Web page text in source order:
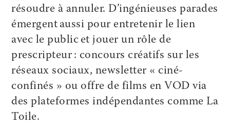
résoudre à annuler. D’ingénieuses parades
émergent aussi pour entretenir le lien
avec le public et jouer un rôle de
prescripteur : concours créatifs sur les
réseaux sociaux, newsletter « ciné-
confinés » ou offre de films en VOD via
des plateformes indépendantes comme La
Toile.